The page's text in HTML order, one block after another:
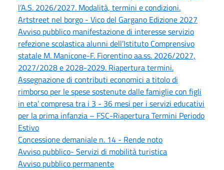
l’A.S. 2026/2027. Modalità, termini e condizioni.
Artstreet nel borgo - Vico del Gargano Edizione 2027
Avviso pubblico manifestazione di interesse servizio
refezione scolastica alunni dell’Istituto Comprensivo
statale M. Manicone-F. Fiorentino aa.ss. 2026/2027,
2027/2028 e 2028-2029. Riapertura termini.
Assegnazione di contributi economici a titolo di
rimborso per le spese sostenute dalle famiglie con figli
in eta’ compresa tra i 3 - 36 mesi per i servizi educativi
per la prima infanzia – FSC-Riapertura Termini Periodo
Estivo
Concessione demaniale n. 14 - Rende noto
Avviso pubblico- Servizi di mobilità turistica
Avviso pubblico permanente